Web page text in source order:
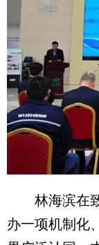
林海滨在致
办一项机制化